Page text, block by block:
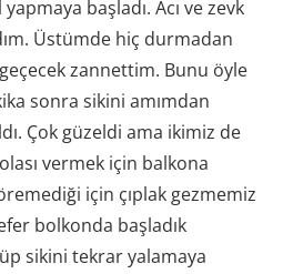
başladı. Acı ve zevk
Üstümde hiç durmadan
zannettim. Bunu öyle
sonra sikini amımdan
Çok güzeldi ama ikimiz de
vermek için balkona
için çıplak gezmemiz
bolkonda başladık
sikini tekrar yalamaya